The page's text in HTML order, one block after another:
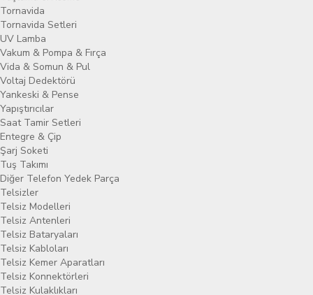
Tornavida
Tornavida Setleri
UV Lamba
Vakum & Pompa & Fırça
Vida & Somun & Pul
Voltaj Dedektörü
Yankeski & Pense
Yapıştırıcılar
Saat Tamir Setleri
Entegre & Çip
Şarj Soketi
Tuş Takımı
Diğer Telefon Yedek Parça
Telsizler
Telsiz Modelleri
Telsiz Antenleri
Telsiz Bataryaları
Telsiz Kabloları
Telsiz Kemer Aparatları
Telsiz Konnektörleri
Telsiz Kulaklıkları